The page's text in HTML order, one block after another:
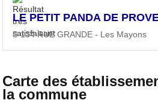
LE PETIT PANDA DE
134 RUE GRANDE - Les Mayons
Carte des
la commune